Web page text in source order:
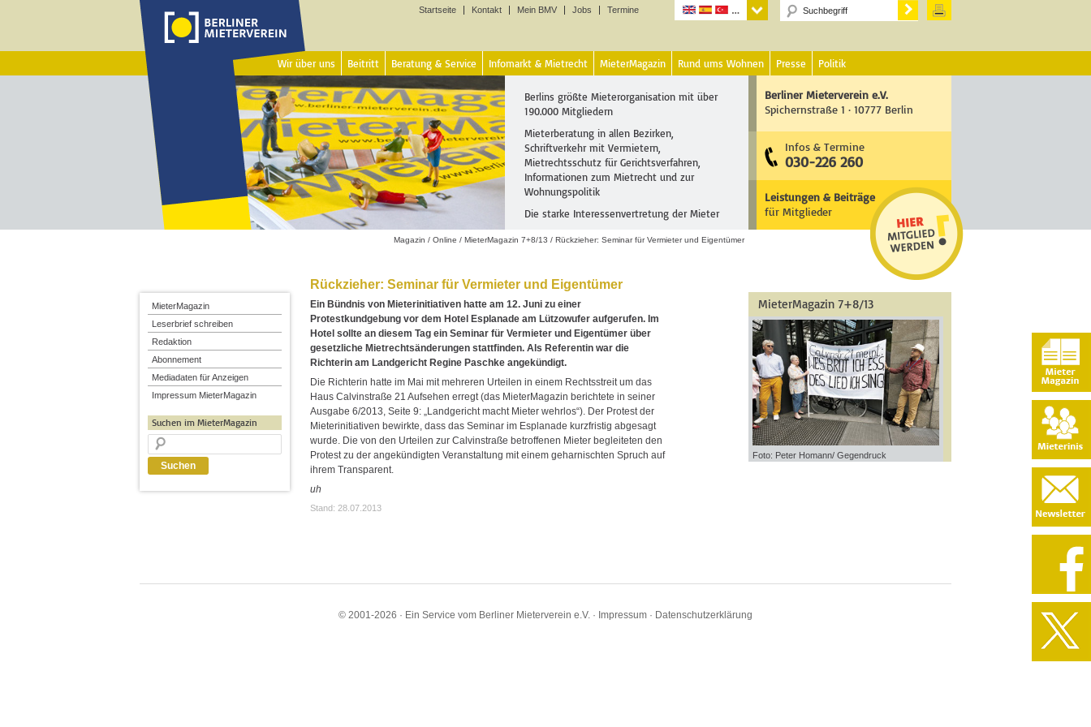
Startseite Kontakt Mein BMV Jobs Termine
Wir über uns Beitritt Beratung & Service Infomarkt & Mietrecht MieterMagazin Rund ums Wohnen Presse Politik
Berlins größte Mieterorganisation mit über
190.000 Mitgliedern
Mieterberatung in allen Bezirken,
Schriftverkehr mit Vermietern,
Mietrechtsschutz für Gerichtsverfahren,
Informationen zum Mietrecht und zur
Wohnungspolitik
Die starke Interessenvertretung der Mieter
Berliner Mieterverein e.V.
Spichernstraße 1 · 10777 Berlin
Infos & Termine
030-226 260
Leistungen & Beiträge
für Mitglieder
Magazin / Online / MieterMagazin 7+8/13 / Rückzieher: Seminar für Vermieter und Eigentümer
Rückzieher: Seminar für Vermieter und Eigentümer
Ein Bündnis von Mieterinitiativen hatte am 12. Juni zu einer
Protestkundgebung vor dem Hotel Esplanade am Lützowufer aufgerufen. Im
Hotel sollte an diesem Tag ein Seminar für Vermieter und Eigentümer über
gesetzliche Mietrechtsänderungen stattfinden. Als Referentin war die
Richterin am Landgericht Regine Paschke angekündigt.
Die Richterin hatte im Mai mit mehreren Urteilen in einem Rechtsstreit um das
Haus Calvinstraße 21 Aufsehen erregt (das MieterMagazin berichtete in seiner
Ausgabe 6/2013, Seite 9: „Landgericht macht Mieter wehrlos“). Der Protest der
Mieterinitiativen bewirkte, dass das Seminar im Esplanade kurzfristig abgesagt
wurde. Die von den Urteilen zur Calvinstraße betroffenen Mieter begleiteten den
Protest zu der angekündigten Veranstaltung mit einem geharnischten Spruch auf
ihrem Transparent.
uh
MieterMagazin 7+8/13
Foto: Peter Homann/ Gegendruck
Stand: 28.07.2013
MieterMagazin
Leserbrief schreiben
Redaktion
Abonnement
Mediadaten für Anzeigen
Impressum MieterMagazin
Suchen im MieterMagazin
© 2001-2026 · Ein Service vom Berliner Mieterverein e.V. · Impressum · Datenschutzerklärung